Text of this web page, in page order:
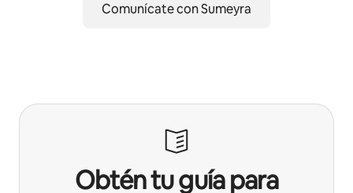
Comunícate con Sumeyra
Obtén tu guía para